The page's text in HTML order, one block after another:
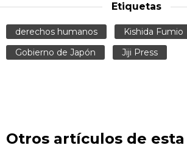
Etiquetas
derechos humanos
Kishida Fumio
Gobierno de Japón
Jiji Press
Otros artículos de